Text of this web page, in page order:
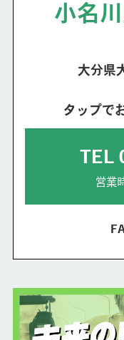
小名
大分県
タップで
TEL
営業